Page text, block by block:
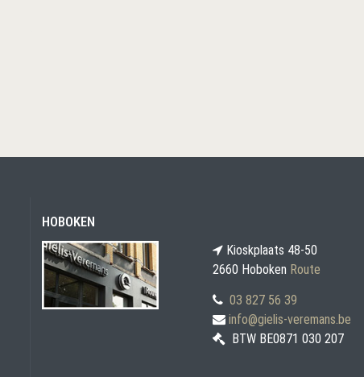
HOBOKEN
Kioskplaats 48-50
2660 Hoboken Route
03 827 56 39
info@gielis-veremans.be
BTW BE0871 030 207